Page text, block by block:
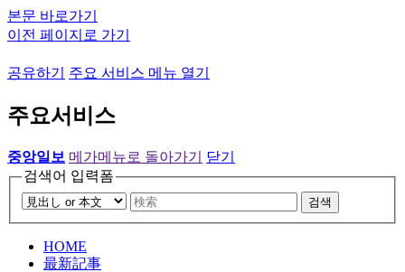
본문 바로가기
이전 페이지로 가기
공유하기 주요 서비스 메뉴 열기
주요서비스
중앙일보 메가메뉴로 돌아가기
닫기
검색어 입력폼
검색
HOME
最新記事